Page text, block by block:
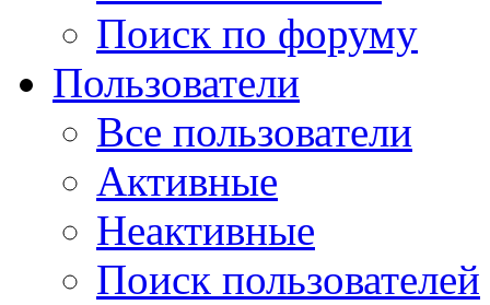
Поиск по форуму
Пользователи
Все пользователи
Активные
Неактивные
Поиск пользователей